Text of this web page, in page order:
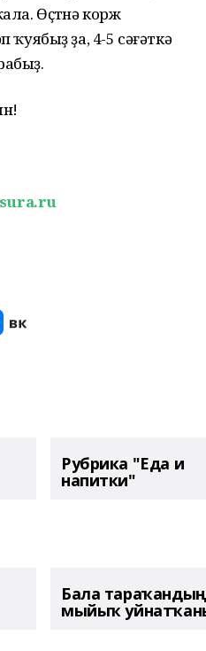
Өҫтөнә корж
ҙа, 4-5 сәғәткә
Рубрика "Еда и
напитки"
Бала тараҡандың
мыйыҡ